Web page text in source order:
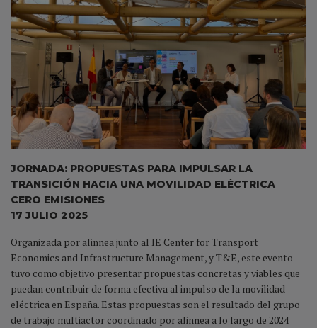
JORNADA: PROPUESTAS PARA IMPULSAR LA
TRANSICIÓN HACIA UNA MOVILIDAD ELÉCTRICA
CERO EMISIONES
17 JULIO 2025
Organizada por alinnea junto al IE Center for Transport
Economics and Infrastructure Management, y T&E, este evento
tuvo como objetivo presentar propuestas concretas y viables que
puedan contribuir de forma efectiva al impulso de la movilidad
eléctrica en España. Estas propuestas son el resultado del grupo
de trabajo multiactor coordinado por alinnea a lo largo de 2024